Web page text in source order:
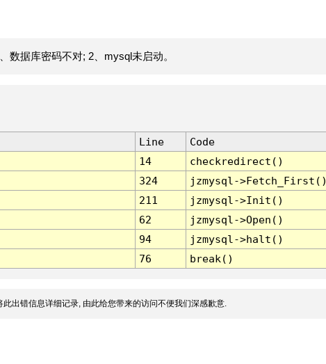
数据库密码不对; 2、mysql未启动。
Line
Code
14
checkredirect()
324
jzmysql-
211
jzmysql->Init()
62
jzmysql->Open()
94
jzmysql->halt()
76 break()
出错信息详细记录, 由此给您带来的访问不便我们深感歉意.